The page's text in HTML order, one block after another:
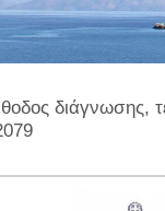
διάγνωσης,